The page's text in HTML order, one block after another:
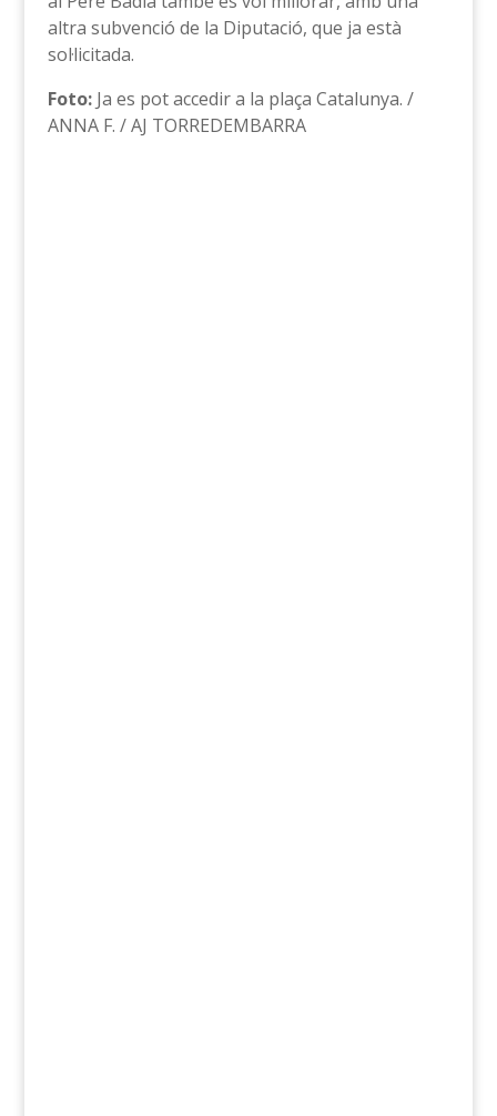
altra subvenció de la Diputació, que ja està
sol·licitada.
Foto:Ja es pot accedir a la plaça Catalunya. /
ANNA F. / AJ TORREDEMBARRA